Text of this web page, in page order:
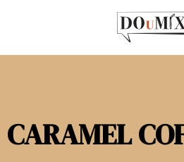
CARAMEL